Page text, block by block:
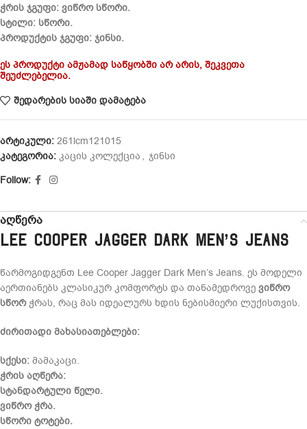
ჭრის ჯგუფი: ვიწრო სწორი.
სტილი: სწორი.
პროდუქტის ჯგუფი: ჯინსი.
ეს პროდუქტი ამჟამად საწყობში არ არის, შეკვეთა
შეუძლებელია.
შედარების სიაში დამატება
არტიკული: 261lcm121015
კატეგორია: კაცის კოლექცია , ჯინსი
Follow:
აღწერა
Lee Cooper Jagger Dark Men’s Jeans
წარმოგიდგენთ Lee Cooper Jagger Dark Men’s Jeans. ეს მოდელი
აერთიანებს კლასიკურ კომფორტს და თანამედროვე ვიწრო
სწორჭრას, რაც მას იდეალურს ხდის ნებისმიერი ლუქისთვის.
ძირითადი მახასიათებლები:
სქესი: მამაკაცი.
ჭრის აღწერა:
სტანდარტული წელი.
ვიწრო ჭრა.
სწორი ტოტები.